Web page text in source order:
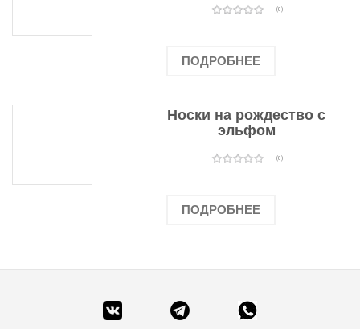
(0)
ПОДРОБНЕЕ
Носки на рождество с
эльфом
(0)
ПОДРОБНЕЕ